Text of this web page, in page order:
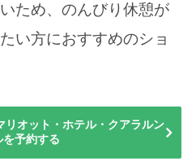
ため、のんびり休憩が
い方におすすめのショ
リオット・ホテル・クアラルン
を予約する